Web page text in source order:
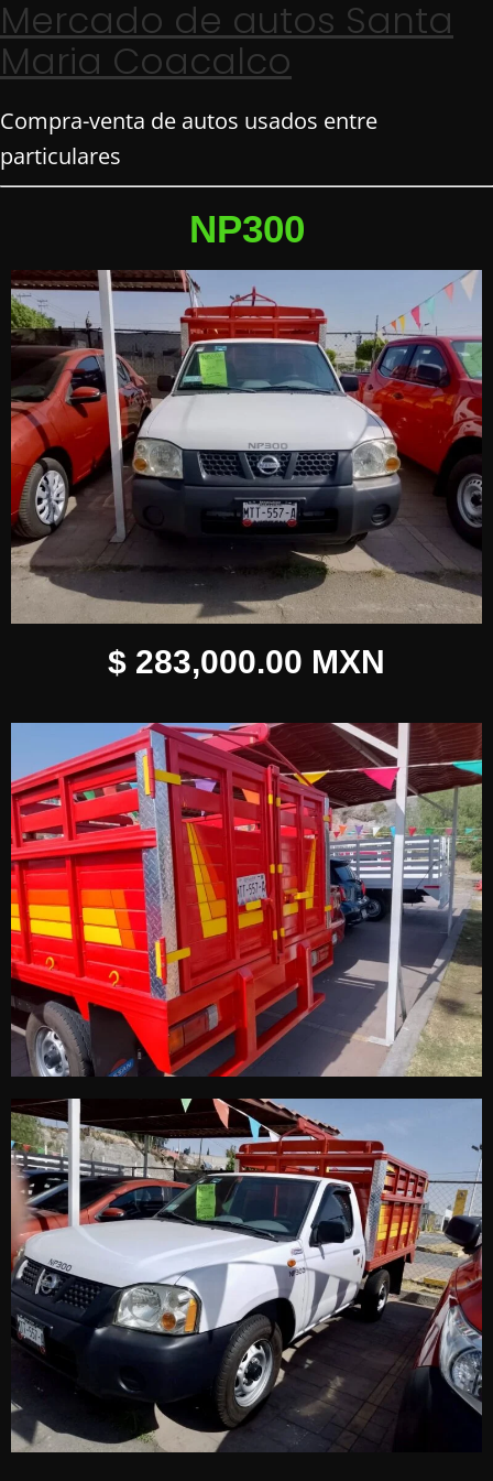
Mercado de autos Santa
Maria Coacalco
Compra-venta de autos usados entre
particulares
NP300
$ 283,000.00 MXN